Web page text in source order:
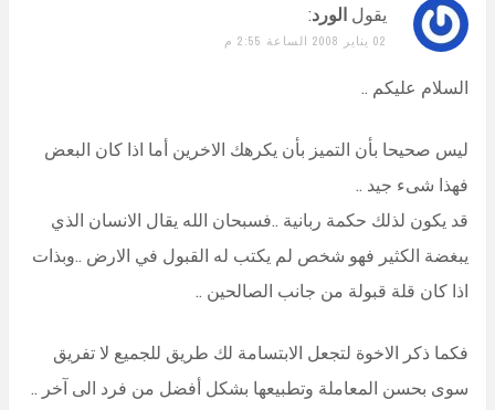
يقول الورد:
02 يناير 2008 الساعة 2:55 م
السلام عليكم ..
ليس صحيحا بأن التميز بأن يكرهك الاخرين أما اذا كان البعض
فهذا شىء جيد ..
قد يكون لذلك حكمة ربانية ..فسبحان الله يقال الانسان الذي
يبغضة الكثير فهو شخص لم يكتب له القبول في الارض ..وبذات
اذا كان قلة قبولة من جانب الصالحين ..
فكما ذكر الاخوة لتجعل الابتسامة لك طريق للجميع لا تفريق
سوى بحسن المعاملة وتطبيعها بشكل أفضل من فرد الى آخر ..